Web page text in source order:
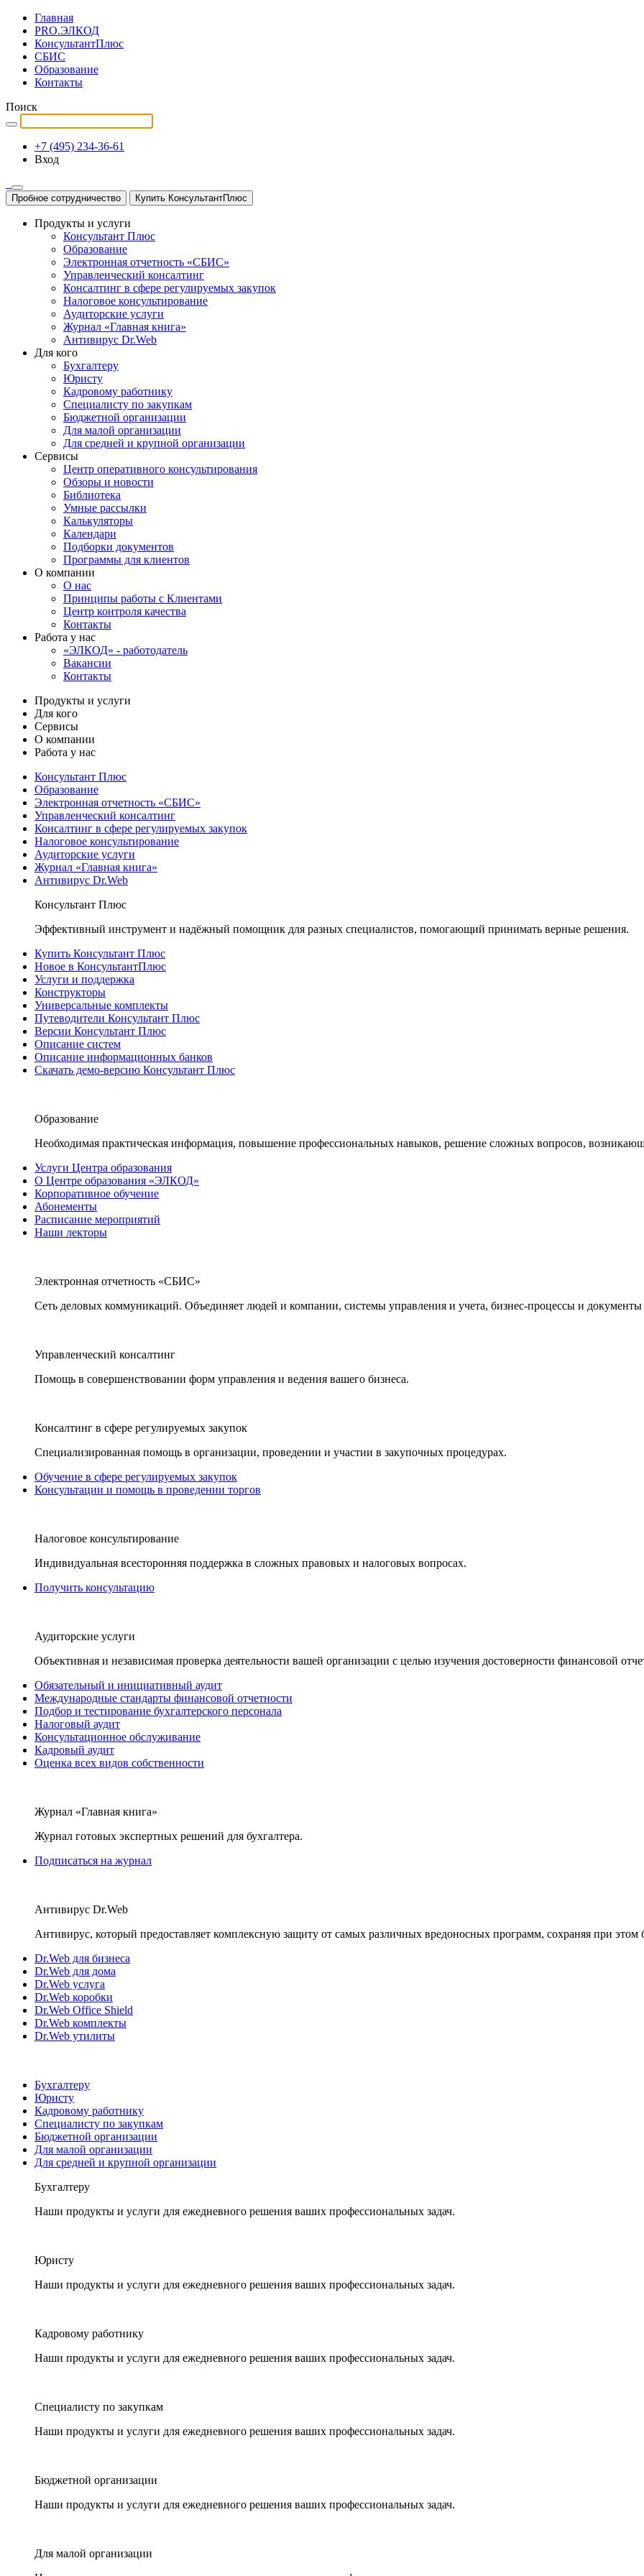
Главная
PRO.ЭЛКОД
КонсультантПлюс
СБИС
Образование
Контакты
Поиск
+7 (495) 234-36-61
Вход
Пробное сотрудничество Купить КонсультантПлюс
Продукты и услуги
Консультант Плюс
Образование
Электронная отчетность «СБИС»
Управленческий консалтинг
Консалтинг в сфере регулируемых закупок
Налоговое консультирование
Аудиторские услуги
Журнал «Главная книга»
Антивирус Dr.Web
Для кого
Бухгалтеру
Юристу
Кадровому работнику
Специалисту по закупкам
Бюджетной организации
Для малой организации
Для средней и крупной организации
Сервисы
Центр оперативного консультирования
Обзоры и новости
Библиотека
Умные рассылки
Калькуляторы
Календари
Подборки документов
Программы для клиентов
О компании
О нас
Принципы работы с Клиентами
Центр контроля качества
Контакты
Работа у нас
«ЭЛКОД» - работодатель
Вакансии
Контакты
Продукты и услуги
Для кого
Сервисы
О компании
Работа у нас
Консультант Плюс
Образование
Электронная отчетность «СБИС»
Управленческий консалтинг
Консалтинг в сфере регулируемых закупок
Налоговое консультирование
Аудиторские услуги
Журнал «Главная книга»
Антивирус Dr.Web
Консультант Плюс
Эффективный инструмент и надёжный помощник для разных специалистов, помогающий принимать верные решения.
Купить Консультант Плюс
Новое в КонсультантПлюс
Услуги и поддержка
Конструкторы
Универсальные комплекты
Путеводители Консультант Плюс
Версии Консультант Плюс
Описание систем
Описание информационных банков
Скачать демо-версию Консультант Плюс
Образование
Необходимая практическая информация, повышение профессиональных навыков, решение сложных вопросов,
Услуги Центра образования
О Центре образования «ЭЛКОД»
Корпоративное обучение
Абонементы
Расписание мероприятий
Наши лекторы
Электронная отчетность «СБИС»
Сеть деловых коммуникаций. Объединяет людей и компании, системы управления и учета, бизнес-процессы и документы
Управленческий консалтинг
Помощь в совершенствовании форм управления и ведения вашего бизнеса.
Консалтинг в сфере регулируемых закупок
Специализированная помощь в организации, проведении и участии в закупочных процедурах.
Обучение в сфере регулируемых закупок
Консультации и помощь в проведении торгов
Налоговое консультирование
Индивидуальная всесторонняя поддержка в сложных правовых и налоговых вопросах.
Получить консультацию
Аудиторские услуги
Объективная и независимая проверка деятельности вашей организации с целью изучения достоверности финансовой
Обязательный и инициативный аудит
Международные стандарты финансовой отчетности
Подбор и тестирование бухгалтерского персонала
Налоговый аудит
Консультационное обслуживание
Кадровый аудит
Оценка всех видов собственности
Журнал «Главная книга»
Журнал готовых экспертных решений для бухгалтера.
Подписаться на журнал
Антивирус Dr.Web
Антивирус, который предоставляет комплексную защиту от самых различных вредоносных программ, сохраняя при этом
Dr.Web для бизнеса
Dr.Web для дома
Dr.Web услуга
Dr.Web коробки
Dr.Web Office Shield
Dr.Web комплекты
Dr.Web утилиты
Бухгалтеру
Юристу
Кадровому работнику
Специалисту по закупкам
Бюджетной организации
Для малой организации
Для средней и крупной организации
Бухгалтеру
Наши продукты и услуги для ежедневного решения ваших профессиональных задач.
Юристу
Наши продукты и услуги для ежедневного решения ваших профессиональных задач.
Кадровому работнику
Наши продукты и услуги для ежедневного решения ваших профессиональных задач.
Специалисту по закупкам
Наши продукты и услуги для ежедневного решения ваших профессиональных задач.
Бюджетной организации
Наши продукты и услуги для ежедневного решения ваших профессиональных задач.
Для малой организации